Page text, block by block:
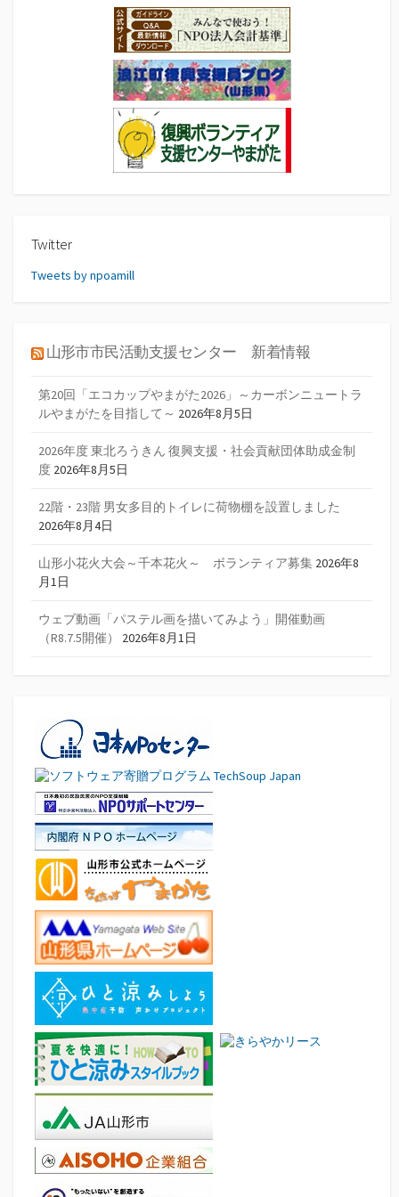
Twitter
Tweets by npoamill
山形市市民活動支援センター 新着情報
第20回「エコカップやまがた2026」～カーボンニュートラ
ルやまがたを目指して～ 2026年8月5日
2026年度 東北ろうきん 復興支援・社会貢献団体助成金制
度 2026年8月5日
22階・23階 男女多目的トイレに荷物棚を設置しました
2026年8月4日
山形小花火大会～千本花火～ ボランティア募集 2026年8
月1日
ウェブ動画「パステル画を描いてみよう」開催動画
（R8.7.5開催）
2026年8月1日